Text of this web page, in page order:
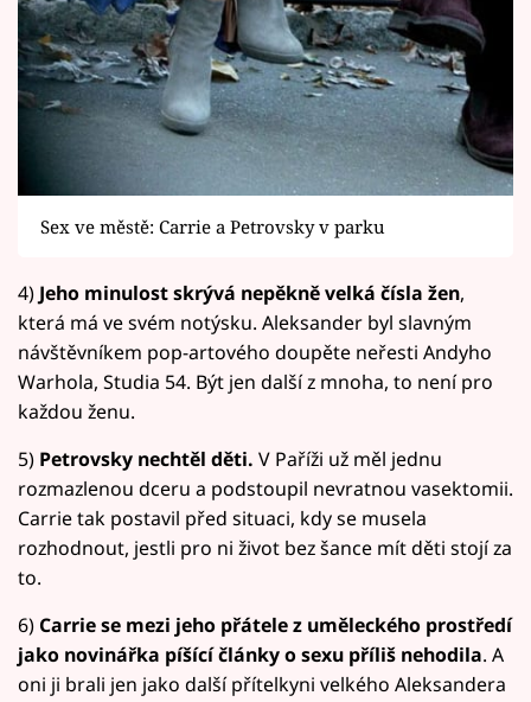
Sex ve městě: Carrie a Petrovsky v parku
4) Jeho minulost skrývá nepěkně velká čísla žen,
která má ve svém notýsku. Aleksander byl slavným
návštěvníkem pop-artového doupěte neřesti Andyho
Warhola, Studia 54. Být jen další z mnoha, to není pro
každou ženu.
5) Petrovsky nechtěl děti. V Paříži už měl jednu
rozmazlenou dceru a podstoupil nevratnou vasektomii.
Carrie tak postavil před situaci, kdy se musela
rozhodnout, jestli pro ni život bez šance mít děti stojí za
to.
6) Carrie se mezi jeho přátele z uměleckého prostředí
jako novinářka píšící články o sexu příliš nehodila. A
oni ji brali jen jako další přítelkyni velkého Aleksandera